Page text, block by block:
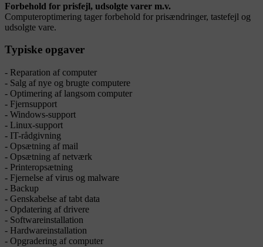
Forbehold for prisfejl, udsolgte varer m.v.
Computeroptimering tager forbehold for prisændringer, tastefejl og
udsolgte vare.
Typiske opgaver
- Reparation af computer
- Salg af nye og brugte computere
- Optimering af langsom computer
- Fjernsupport
- Windows-support
- Linux-support
- IT-rådgivning
- Opsætning af mail
- Opsætning af netværk
- Printeropsætning
- Fjernelse af virus og malware
- Backup
- Genskabelse af tabt data
- Opdatering af drivere
- Softwareinstallation
- Hardwareinstallation
- Opgradering af computer